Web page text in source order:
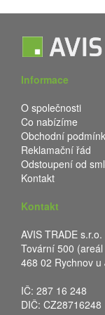
Informace
O společnosti
Co nabízíme
Obchodní
Reklamační řád
Odstoupení od
Kontakt
Kontakt
AVIS TRADE s.r.o.
Tovární 500
468 02 Rychnov
IČ: 287 16 248
DIČ: CZ28716248